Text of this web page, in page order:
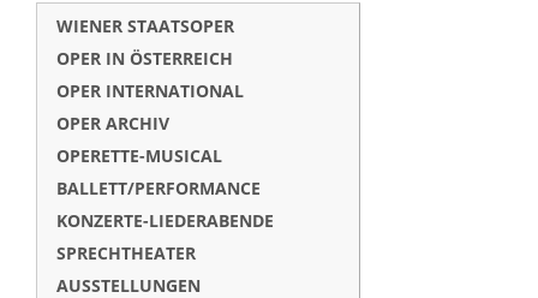
WIENER STAATSOPER
OPER IN ÖSTERREICH
OPER INTERNATIONAL
OPER ARCHIV
OPERETTE-MUSICAL
BALLETT/PERFORMANCE
KONZERTE-LIEDERABENDE
SPRECHTHEATER
AUSSTELLUNGEN